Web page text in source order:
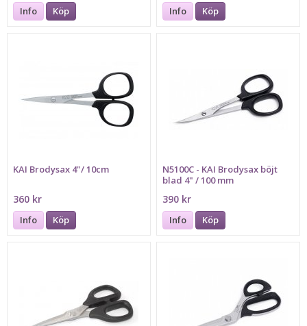
Info Köp Info Köp
KAI Brodysax 4"/ 10cm
360 kr
Info Köp
N5100C - KAI Brodysax böjt
blad 4" / 100 mm
390 kr
Info Köp